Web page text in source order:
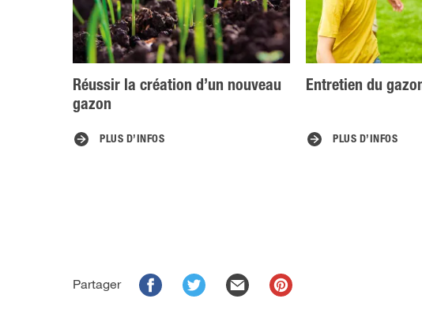
Réussir la création d’un nouveau
gazon
PLUS D’INFOS
Entretien du
PLUS D’INFOS
Partager